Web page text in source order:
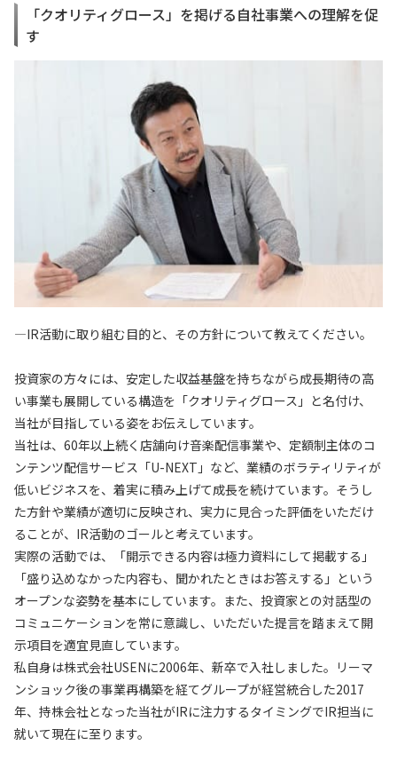
「クオリティグロース」を掲げる自社事業への理解を促
す
—IR活動に取り組む目的と、その方針について教えてください。
投資家の方々には、安定した収益基盤を持ちながら成長期待の高
い事業も展開している構造を「クオリティグロース」と名付け、
当社が目指している姿をお伝えしています。
当社は、60年以上続く店舗向け音楽配信事業や、定額制主体のコ
ンテンツ配信サービス「U-NEXT」など、業績のボラティリティが
低いビジネスを、着実に積み上げて成長を続けています。そうし
た方針や業績が適切に反映され、実力に見合った評価をいただけ
ることが、IR活動のゴールと考えています。
実際の活動では、「開示できる内容は極力資料にして掲載する」
「盛り込めなかった内容も、聞かれたときはお答えする」という
オープンな姿勢を基本にしています。また、投資家との対話型の
コミュニケーションを常に意識し、いただいた提言を踏まえて開
示項目を適宜見直しています。
私自身は株式会社USENに2006年、新卒で入社しました。リーマ
ンショック後の事業再構築を経てグループが経営統合した2017
年、持株会社となった当社がIRに注力するタイミングでIR担当に
就いて現在に至ります。